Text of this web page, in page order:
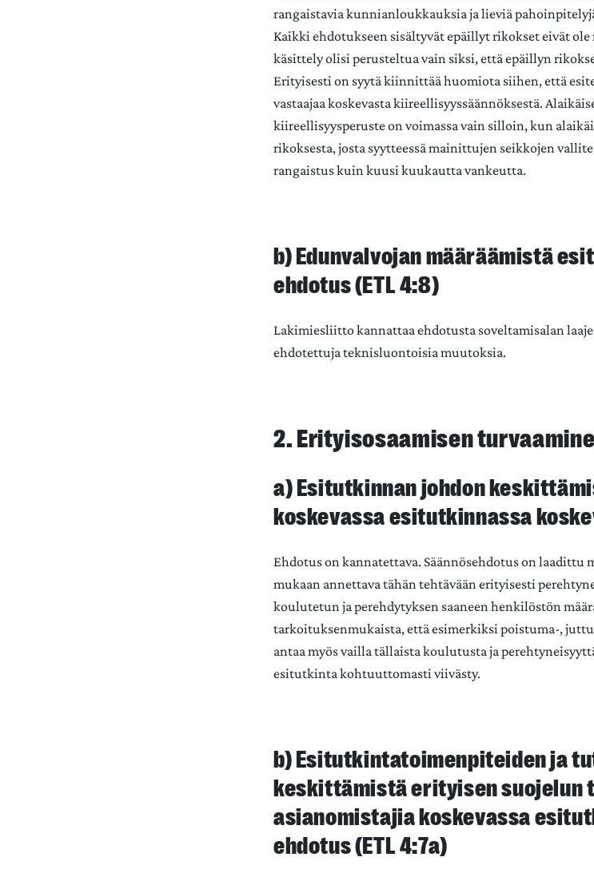
rangaistavia kunnianloukkauksia ja lieviä
Kaikki ehdotukseen sisältyvät epäillyt rikokset eivät
käsittely olisi perusteltua vain siksi, että epäillyn
Erityisesti on syytä kiinnittää huomiota siihen, että
vastaajaa koskevasta kiireellisyyssäännöksestä.
kiireellisyysperuste on voimassa vain silloin, kun
rikoksesta, josta syytteessä mainittujen seikkojen
rangaistus kuin kuusi kuukautta vankeutta.
b) Edunvalvojan määräämistä
ehdotus (ETL 4:8)
Lakimiesliitto kannattaa ehdotusta soveltamisalan
ehdotettuja teknisluontoisia muutoksia.
2. Erityisosaamisen
a) Esitutkinnan johdon
koskevassa esitutkinnassa
Ehdotus on kannatettava. Säännösehdotus on
mukaan annettava tähän tehtävään erityisesti
koulutetun ja perehdytyksen saaneen henkilöstön
tarkoituksenmukaista, että esimerkiksi poistuma-,
antaa myös vailla tällaista koulutusta ja
esitutkinta kohtuuttomasti viivästy.
b) Esitutkintatoimenpiteiden ja
keskittämistä erityisen suojelun
asianomistajia koskevassa
ehdotus (ETL 4:7a)